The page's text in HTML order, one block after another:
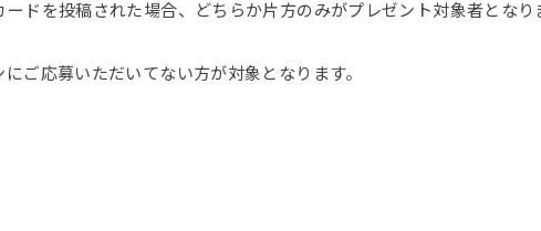
ドを投稿された場合、どちらか片方のみがプレゼント対象者となり
ご応募いただいてない方が対象となります。